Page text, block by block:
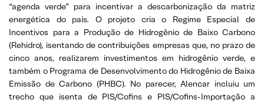
“agenda verde” para incentivar a descarbonização da matriz
energética do país. O projeto cria o Regime Especial de
Incentivos para a Produção de Hidrogênio de Baixo Carbono
(Rehidro), isentando de contribuições empresas que, no prazo de
cinco anos, realizarem investimentos em hidrogênio verde, e
também o Programa de Desenvolvimento do Hidrogênio de Baixa
Emissão de Carbono (PHBC). No parecer, Alencar incluiu um
trecho que isenta de PIS/Cofins e PIS/Cofins-Importação a